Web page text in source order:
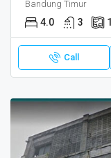
Bandung Timur
4.0 3
Call